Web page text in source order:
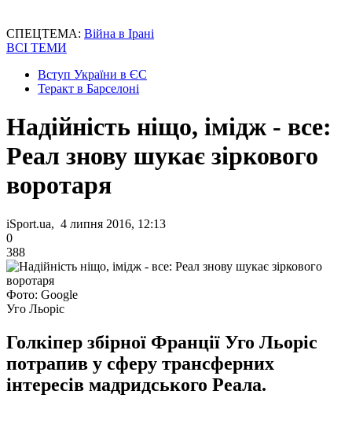
СПЕЦТЕМА: Війна в Ірані
ВСІ ТЕМИ
Вступ України в ЄС
Теракт в Барселоні
Надійність ніщо, імідж - все:
Реал знову шукає зіркового
воротаря
iSport.ua, 4 липня 2016, 12:13
0
388
Фото: Google
Уго Льоріс
Голкіпер збірної Франції Уго Льоріс
потрапив у сферу трансферних
інтересів мадридського Реала.